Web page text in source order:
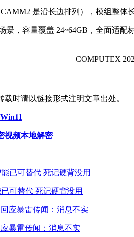
是沿长边排列），模组整体
，容量覆盖 24~64GB，全面适配
COMPUTEX
时请以链接形式注明文章出处。
视频本地解密
可替代 死记硬背没用
暴雷传闻：消息不实